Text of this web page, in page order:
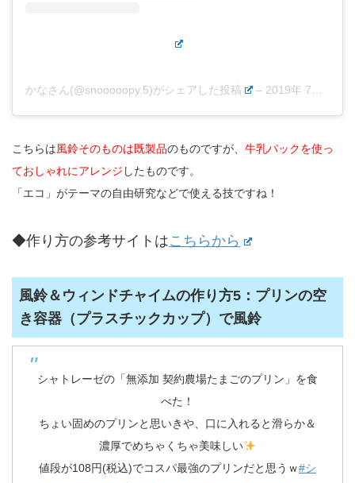
かなさん(@snooooopy.5)がシェアした投稿 – 2019年 7月月1日午前1時57分PDT
こちらは風鈴そのものは既製品のものですが、 牛乳パックを使っ
ておしゃれにアレンジ したものです。
「エコ」がテーマの自由研究などで使える技ですね！
◆作り方の参考サイトはこちらから
風鈴＆ウィンドチャイムの作り方5：プリンの空
き容器（プラスチックカップ）で風鈴
シャトレーゼの「無添加 契約農場たまごのプリン」を食
べた！
ちょい固めのプリンと思いきや、口に入れると滑らか＆
濃厚でめちゃくちゃ美味しい
値段が108円(税込)でコスパ最強のプリンだと思うｗ#シ